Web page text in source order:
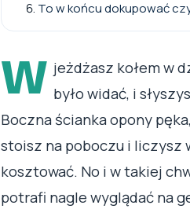
To w końcu dokupować
W jeżdżasz kołem w
było widać, i
Boczna ścianka opony
stoisz na poboczu i liczysz
kosztować. No i w takiej
potrafi nagle wyglądać na